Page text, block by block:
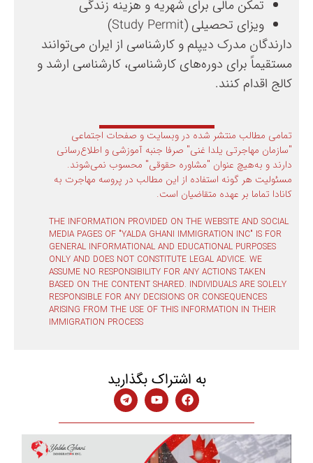
تمکن مالی برای شهریه و هزینه زندگی
ویزای تحصیلی (Study Permit)
دارندگان مدرک دیپلم و کارشناسی از ایران می‌توانند
مستقیماً برای دوره‌های کارشناسی، کارشناسی ارشد و
کالج اقدام کنند.
تمامی مطالب منتشر شده در وبسایت و صفحات اجتماعی
"سازمان مهاجرتی یلدا غنی" صرفا جنبه آموزشی و اطلاع‌رسانی
دارند و به‌هیچ عنوان "مشاوره حقوقی" محسوب نمی‌شوند.
مسئولیت هر گونه استفاده از این مطالب در پروسه مهاجرت به
کانادا تماما بر عهده متقاضیان است.
THE INFORMATION PROVIDED ON THE WEBSITE AND SOCIAL
MEDIA PAGES OF "YALDA GHANI IMMIGRATION INC" IS FOR
GENERAL INFORMATIONAL AND EDUCATIONAL PURPOSES
ONLY AND DOES NOT CONSTITUTE LEGAL ADVICE. WE
ASSUME NO RESPONSIBILITY FOR ANY ACTIONS TAKEN
BASED ON THE CONTENT SHARED. INDIVIDUALS ARE SOLELY
RESPONSIBLE FOR ANY DECISIONS OR CONSEQUENCES
ARISING FROM THE USE OF THIS INFORMATION IN THEIR
IMMIGRATION PROCESS
به اشتراک بگذارید